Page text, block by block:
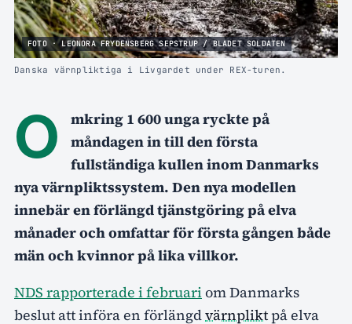
FOTO · LEONORA FRYDENSBERG SEPSTRUP / BLADET SOLDATEN
Danska värnpliktiga i Livgardet under REX-turen.
O
mkring 1 600 unga ryckte på
måndagen in till den första
fullständiga kullen inom Danmarks
nya värnpliktssystem. Den nya modellen
innebär en förlängd tjänstgöring på elva
månader och omfattar för första gången både
män och kvinnor på lika villkor.
NDS rapporterade i februariom Danmarks
beslut att införa en förlängdvärnpliktpå elva